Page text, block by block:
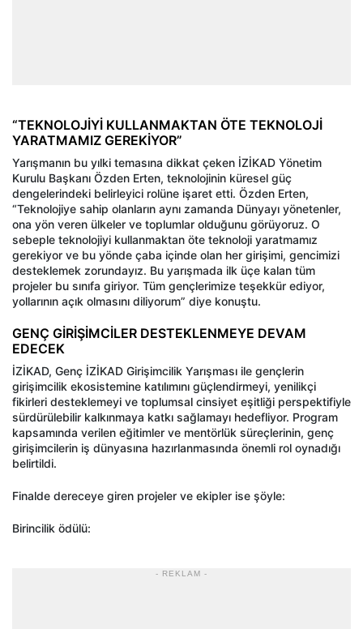
“TEKNOLOJİYİ KULLANMAKTAN ÖTE TEKNOLOJİ
YARATMAMIZ GEREKİYOR”
Yarışmanın bu yılki temasına dikkat çeken İZİKAD Yönetim
Kurulu Başkanı Özden Erten, teknolojinin küresel güç
dengelerindeki belirleyici rolüne işaret etti. Özden Erten,
“Teknolojiye sahip olanların aynı zamanda Dünyayı yönetenler,
ona yön veren ülkeler ve toplumlar olduğunu görüyoruz. O
sebeple teknolojiyi kullanmaktan öte teknoloji yaratmamız
gerekiyor ve bu yönde çaba içinde olan her girişimi, gencimizi
desteklemek zorundayız. Bu yarışmada ilk üçe kalan tüm
projeler bu sınıfa giriyor. Tüm gençlerimize teşekkür ediyor,
yollarının açık olmasını diliyorum” diye konuştu.
GENÇ GİRİŞİMCİLER DESTEKLENMEYE DEVAM
EDECEK
İZİKAD, Genç İZİKAD Girişimcilik Yarışması ile gençlerin
girişimcilik ekosistemine katılımını güçlendirmeyi, yenilikçi
fikirleri desteklemeyi ve toplumsal cinsiyet eşitliği perspektifiyle
sürdürülebilir kalkınmaya katkı sağlamayı hedefliyor. Program
kapsamında verilen eğitimler ve mentörlük süreçlerinin, genç
girişimcilerin iş dünyasına hazırlanmasında önemli rol oynadığı
belirtildi.
Finalde dereceye giren projeler ve ekipler ise şöyle:
Birincilik ödülü:
- REKLAM -